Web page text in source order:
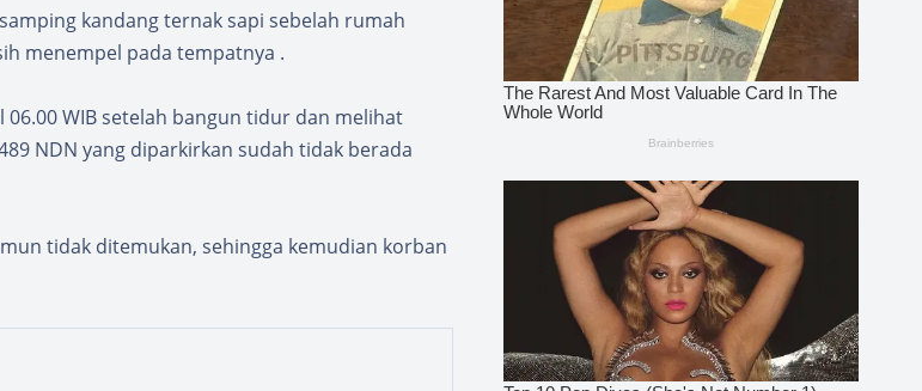
kandang ternak sapi sebelah rumah
menempel pada tempatnya .
WIB setelah bangun tidur dan melihat
NDN yang diparkirkan sudah tidak berada
tidak ditemukan, sehingga kemudian korban